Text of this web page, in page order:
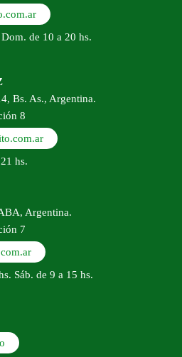
de 10 a 20 hs.
Bs. As., Argentina.
8
hs.
Argentina.
7
Sáb. de 9 a 15 hs.